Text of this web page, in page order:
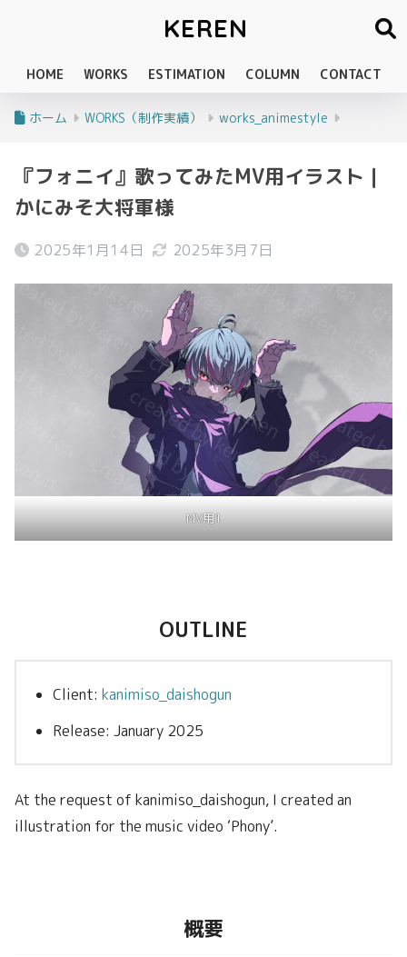
KEREN
HOME WORKS ESTIMATION COLUMN CONTACT
ホーム WORKS（制作実績） works_animestyle
『フォニイ』歌ってみたMV用イラスト｜
かにみそ大将軍様
2025年1月14日 2025年3月7日
MV用1
OUTLINE
Client: kanimiso_daishogun
Release: January 2025
At the request of kanimiso_daishogun, I created an
illustration for the music video ‘Phony’.
概要